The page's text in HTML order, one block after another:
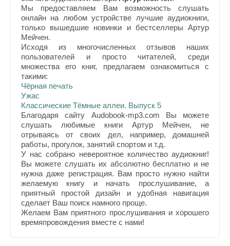
Мы предоставляем Вам возможность слушать
онлайн на любом устройстве лучшие аудиокниги,
только вышедшие новинки и бестселлеры Артур
Мейчен.
Исходя из многочисленных отзывов наших
пользователей и просто читателей, среди
множества его книг, предлагаем ознакомиться с
такими:
Чёрная печать
Ужас
Классические Тёмные аллеи. Выпуск 5
Благодаря сайту Audobook-mp3.com Вы можете
слушать любимые книги Артур Мейчен, не
отрываясь от своих дел, например, домашней
работы, прогулок, занятий спортом и т.д.
У нас собрано невероятное количество аудиокниг!
Вы можете слушать их абсолютно бесплатно и не
нужна даже регистрация. Вам просто нужно найти
желаемую книгу и начать прослушивание, а
приятный простой дизайн и удобная навигация
сделает Ваш поиск намного проще.
Желаем Вам приятного прослушивания и хорошего
времяпровождения вместе с нами!